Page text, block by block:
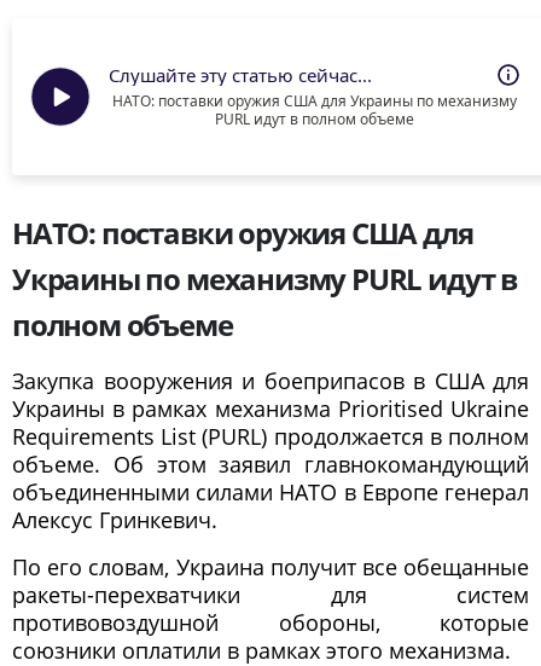
Слушайте эту статью сейчас...
НАТО: поставки оружия США для Украины по механизму
PURL идут в полном объеме
НАТО: поставки оружия США для
Украины по механизму PURL идут в
полном объеме
Закупка вооружения и боеприпасов в США для
Украины в рамках механизма Prioritised Ukraine
Requirements List (PURL) продолжается в полном
объеме. Об этом заявил главнокомандующий
объединенными силами НАТО в Европе генерал
Алексус Гринкевич.
По его словам, Украина получит все обещанные
ракеты-перехватчики для систем
противовоздушной обороны, которые
союзники оплатили в рамках этого механизма.